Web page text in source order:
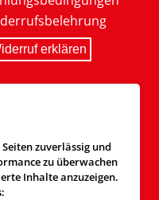
erklären
zuverlässig und
zu überwachen
Inhalte anzuzeigen.